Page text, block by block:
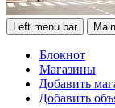
Left menu bar
Блокнот
Магазины
Добавить
Добавить